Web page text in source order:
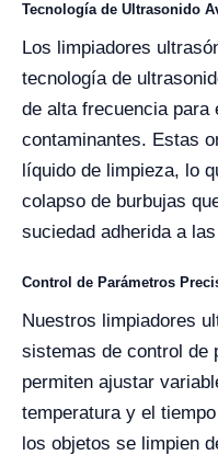
Tecnología de Ultrasonido
Los limpiadores
tecnología de
de alta frecuencia para
contaminantes. Estas
líquido de limpieza, lo
colapso de burbujas
suciedad adherida a
Control de Parámetros
Nuestros limpiadores
sistemas de control de
permiten ajustar
temperatura y el
los objetos se limpien